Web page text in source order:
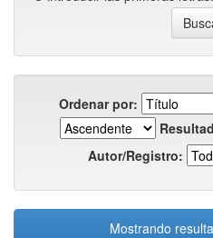
Ordenar por:
Autor/Registro:
Mostrando